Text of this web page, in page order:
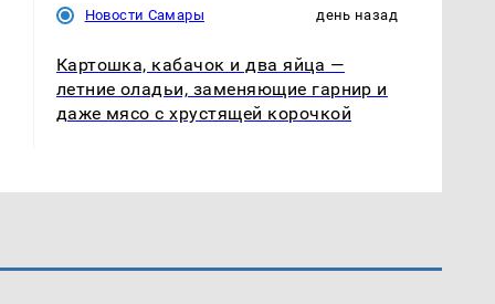
Новости Самары день назад
Картошка, кабачок и два яйца —
летние оладьи, заменяющие гарнир и
даже мясо с хрустящей корочкой